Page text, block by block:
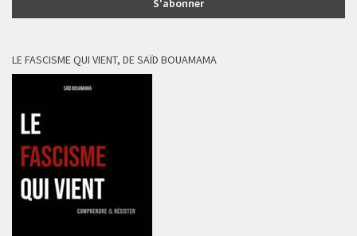
LE FASCISME QUI VIENT, DE SAÏD BOUAMAMA